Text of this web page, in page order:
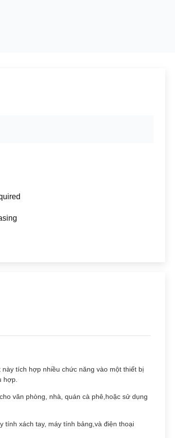
tích hợp nhiều chức năng vào một thiết bị
hợp.
văn phòng, nhà, quán cà phê,hoặc sử dụng
tính xách tay, máy tính bảng,và điện thoại